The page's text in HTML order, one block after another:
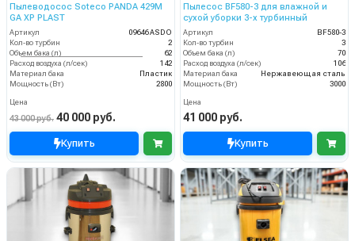
Пылеводосос Soteco PANDA 429M
GA XP PLAST
Артикул
09646 ASDO
Кол-во турбин
2
Объем бака (л)
62
Расход воздуха (л/сек)
142
Материал бака
Пластик
Мощность (Вт)
2800
Цена
43 000 руб. 40 000 руб.
Купить
Пылесос BF580-3 для влажной и
сухой уборки 3-х турбинный
Артикул
BF580-3
Кол-во турбин
3
Объем бака (л)
70
Расход воздуха (л/сек)
106
Материал бака
Нержавеющая сталь
Мощность (Вт)
3000
Цена
41 000 руб.
Купить